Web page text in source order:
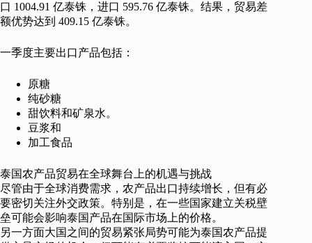
口 1004.91 亿泰铢，进口 595.76 亿泰铢。结果，贸易差
额优势达到 409.15 亿泰铢。
一季度主要出口产品包括：
原糖
纯砂糖
甜饮料和矿泉水。
豆浆和
加工食品
泰国农产品贸易在全球舞台上的机遇与挑战
尽管由于全球消费需求，农产品出口持续增长，但有必
要密切关注外交政策。特别是，在一些国家建立关税壁
垒可能会影响泰国产品在国际市场上的价格。
另一方面大国之间的贸易紧张局势可能为泰国农产品提